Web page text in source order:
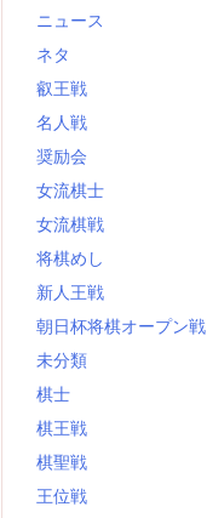
ニュース
ネタ
叡王戦
名人戦
奨励会
女流棋士
女流棋戦
将棋めし
新人王戦
朝日杯将棋オープン戦
未分類
棋士
棋王戦
棋聖戦
王位戦